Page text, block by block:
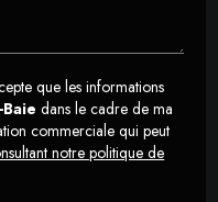
que les informations
dans le cadre de ma
commerciale qui peut
notre politique de